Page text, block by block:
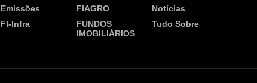
Emissões
FI-Infra
FIAGRO
FUNDOS
IMOBILIÁRIOS
Notícias
Tudo Sobre